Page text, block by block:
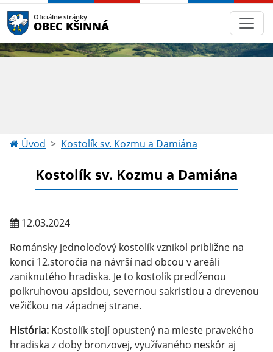
Oficiálne stránky
OBEC KŠINNÁ
Úvod Kostolík sv. Kozmu a Damiána
Kostolík sv. Kozmu a Damiána
12.03.2024
Románsky jednoloďový kostolík vznikol približne na
konci 12.storočia na návrší nad obcou v areáli
zaniknutého hradiska. Je to kostolík predĺženou
polkruhovou apsidou, severnou sakristiou a drevenou
vežičkou na západnej strane.
História: Kostolík stojí opustený na mieste pravekého
hradiska z doby bronzovej, využívaného neskôr aj